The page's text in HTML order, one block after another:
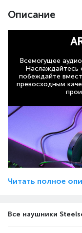
Описание
Всемогущее
побеждайте
превосходным
Читать полное
Все наушники